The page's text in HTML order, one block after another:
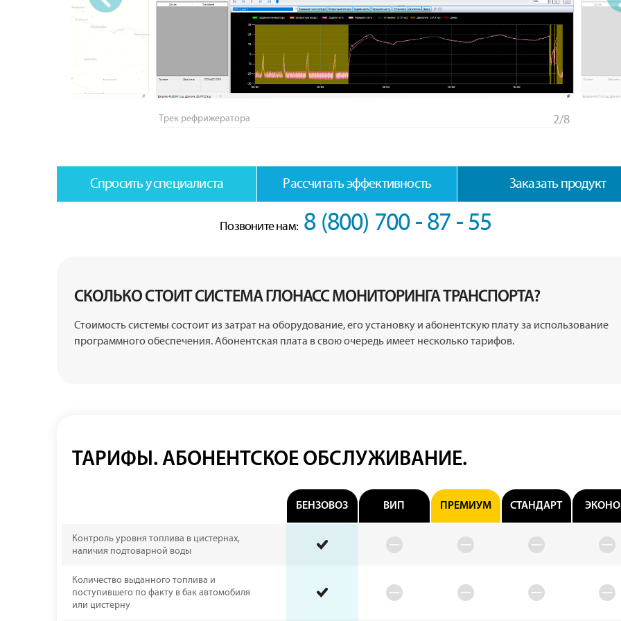
Трек рефрижератора 2/8
Спросить у специалиста Рассчитать эффективность Заказать продукт
Позвоните нам: 8 (800) 700 - 87 - 55
СКОЛЬКО СТОИТ СИСТЕМА ГЛОНАСС МОНИТОРИНГА ТРАНСПОРТА?
Стоимость системы состоит из затрат на оборудование, его установку и абонентскую плату за использование
программного обеспечения. Абонентская плата в свою очередь имеет несколько тарифов.
ТАРИФЫ. АБОНЕНТСКОЕ ОБСЛУЖИВАНИЕ.
БЕНЗОВОЗ ВИП ПРЕМИУМ СТАНДАРТ
Контроль уровня топлива в цистернах,
наличия подтоварной воды
Количество выданного топлива и
поступившего по факту в бак автомобиля
или цистерну